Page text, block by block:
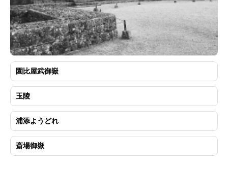
園比屋武御嶽
玉陵
浦添ようどれ
斎場御嶽